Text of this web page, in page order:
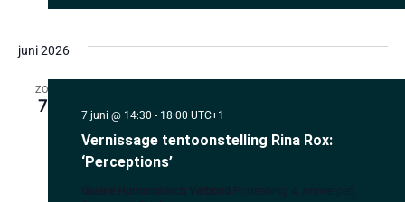
juni 2026
ZO
7
Vernissage tentoonstelling Rina Rox:
‘Perceptions’
7 juni @ 14:30 - 18:00 UTC+1